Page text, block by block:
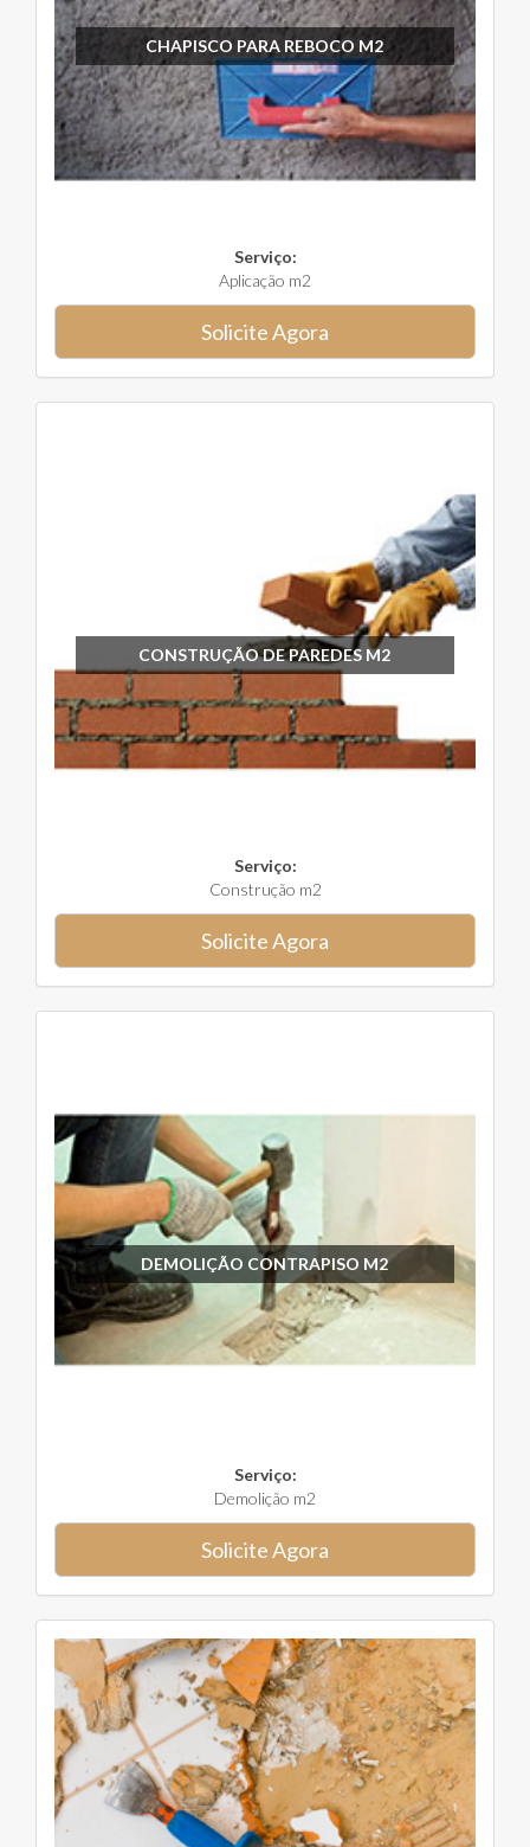
CHAPISCO PARA REBOCO M2
Serviço:
Aplicação m2
Solicite Agora
CONSTRUÇÃO DE PAREDES M2
Serviço:
Construção m2
Solicite Agora
DEMOLIÇÃO CONTRAPISO M2
Serviço:
Demolição m2
Solicite Agora